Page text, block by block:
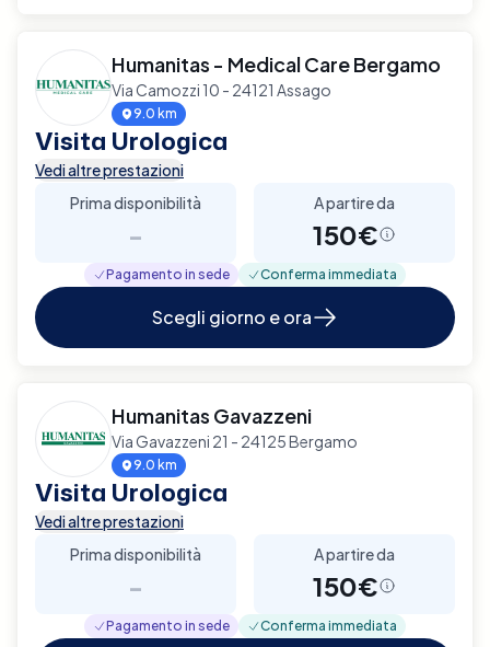
Humanitas - Medical Care Bergamo
Via Camozzi 10 - 24121 Assago
9.0 km
Visita Urologica
Vedi altre prestazioni
Prima disponibilità
-
A partire da
150€
Pagamento in sede Conferma immediata
Scegli giorno e ora
Humanitas Gavazzeni
Via Gavazzeni 21 - 24125 Bergamo
9.0 km
Visita Urologica
Vedi altre prestazioni
Prima disponibilità
-
A partire da
150€
Pagamento in sede Conferma immediata